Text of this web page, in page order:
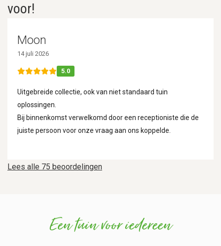
voor!
Lees alle 75 beoordelingen
Moon
14 juli 2026
5.0
Uitgebreide collectie, ook van niet standaard tuin
oplossingen.
Bij binnenkomst verwelkomd door een receptioniste die de
juiste persoon voor onze vraag aan ons koppelde.
Een tuin voor iedereen